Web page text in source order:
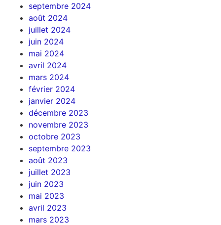
septembre 2024
août 2024
juillet 2024
juin 2024
mai 2024
avril 2024
mars 2024
février 2024
janvier 2024
décembre 2023
novembre 2023
octobre 2023
septembre 2023
août 2023
juillet 2023
juin 2023
mai 2023
avril 2023
mars 2023